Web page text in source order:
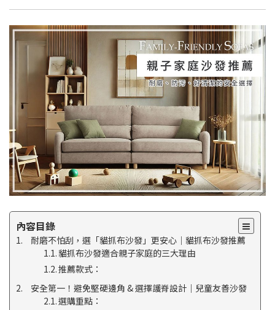
內容目錄
耐磨不怕刮，選「貓抓布沙發」更安心｜貓抓布沙發推薦
貓抓布沙發適合親子家庭的三大理由
推薦款式：
安全第一！避免堅硬邊角 & 選擇護脊設計｜兒童友善沙發
選購重點：